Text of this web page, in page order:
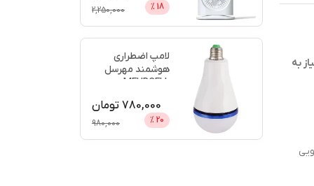
به
18
%
2,250,000
لامپ اضطراری
هوشمند مهرسل
780,000 تومان
20
%
980,000